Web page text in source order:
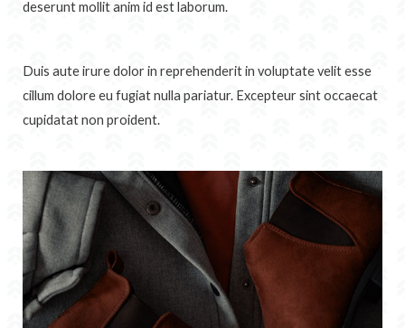
deserunt mollit anim id est laborum.
Duis aute irure dolor in reprehenderit in voluptate velit esse
cillum dolore eu fugiat nulla pariatur. Excepteur sint occaecat
cupidatat non proident.